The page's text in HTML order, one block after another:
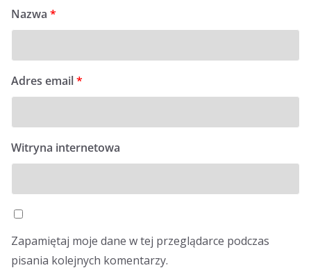
Nazwa *
Adres email*
Witryna internetowa
Zapamiętaj moje dane w tej przeglądarce podczas
pisania kolejnych komentarzy.